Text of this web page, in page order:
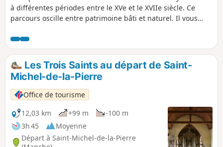
à différentes périodes entre le XVe et le XVIIe siècle. Ce
parcours oscille entre patrimoine bâti et naturel. Il vous
selon les saisons. Tantôt bocage, tantôt lande, découvrez
cet espace délimité par des haies qui abritent de superbes
essences d'arbres, de nombreuses espèces végétales et
animales.
Les Trois Saints au départ de Saint-
Michel-de-la-Pierre
Office de tourisme
12,03 km
+99 m
-100 m
3h 45
Moyenne
Départ à Saint-Michel-de-la-Pierre